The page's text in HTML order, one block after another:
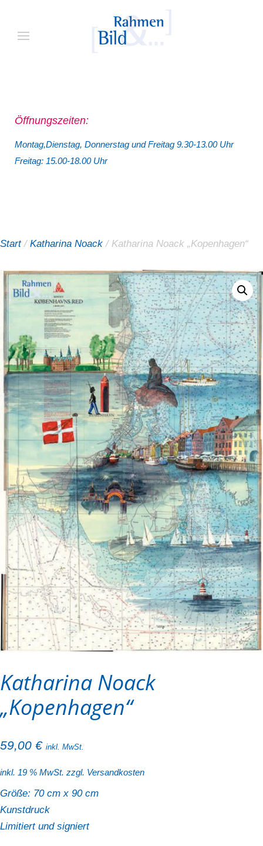
Öffnungszeiten:
Montag,Dienstag, Donnerstag und Freitag 9.30-13.00 Uhr
Freitag: 15.00-18.00 Uhr
Start/ Katharina Noack / Katharina Noack „Kopenhagen“
Katharina Noack
„Kopenhagen“
59,00 € inkl. MwSt.
inkl. 19 % MwSt. zzgl. Versandkosten
Größe: 70 cm x 90 cm
Kunstdruck
Limitiert und signiert